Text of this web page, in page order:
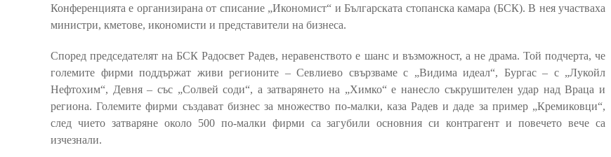
Конференцията е организирана от списание „Икономист“ и Българската стопанска камара (БСК). В нея участваха
министри, кметове, икономисти и представители на бизнеса.
Според председателят на БСК Радосвет Радев, неравенството е шанс и възможност, а не драма. Той подчерта, че
големите фирми поддържат живи регионите – Севлиево свързваме с „Видима идеал“, Бургас – с „Лукойл
Нефтохим“, Девня – със „Солвей соди“, а затварянето на „Химко“ е нанесло съкрушителен удар над Враца и
региона. Големите фирми създават бизнес за множество по-малки, каза Радев и даде за пример „Кремиковци“,
след чието затваряне около 500 по-малки фирми са загубили основния си контрагент и повечето вече са
изчезнали.